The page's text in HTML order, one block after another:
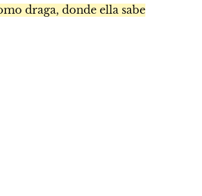
draga, donde ella sabe